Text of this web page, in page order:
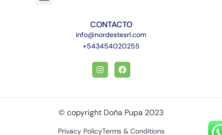
CONTACTO
info@nordestesrl.com
+543454020255
© copyright Doña Pupa 2023
Privacy PolicyTerms & Conditions